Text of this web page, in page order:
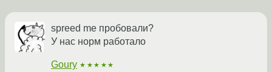
spreed me пробовали?
У нас норм работало
Goury ★★★★★